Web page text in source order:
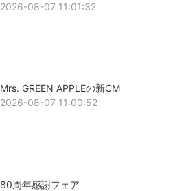
2026-08-07 11:01:32
Mrs. GREEN APPLEの新CM
2026-08-07 11:00:52
80周年感謝フェア